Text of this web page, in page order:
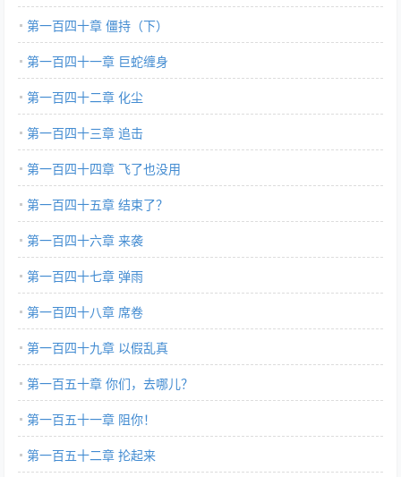
第一百四十章 僵持（下）
第一百四十一章 巨蛇缠身
第一百四十二章 化尘
第一百四十三章 追击
第一百四十四章 飞了也没用
第一百四十五章 结束了？
第一百四十六章 来袭
第一百四十七章 弹雨
第一百四十八章 席卷
第一百四十九章 以假乱真
第一百五十章 你们，去哪儿？
第一百五十一章 阻你！
第一百五十二章 抡起来